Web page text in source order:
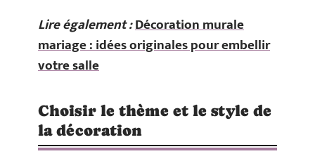
Lire également :Décoration murale
mariage : idées originales pour embellir
votre salle
Choisir le thème et le style de
la décoration